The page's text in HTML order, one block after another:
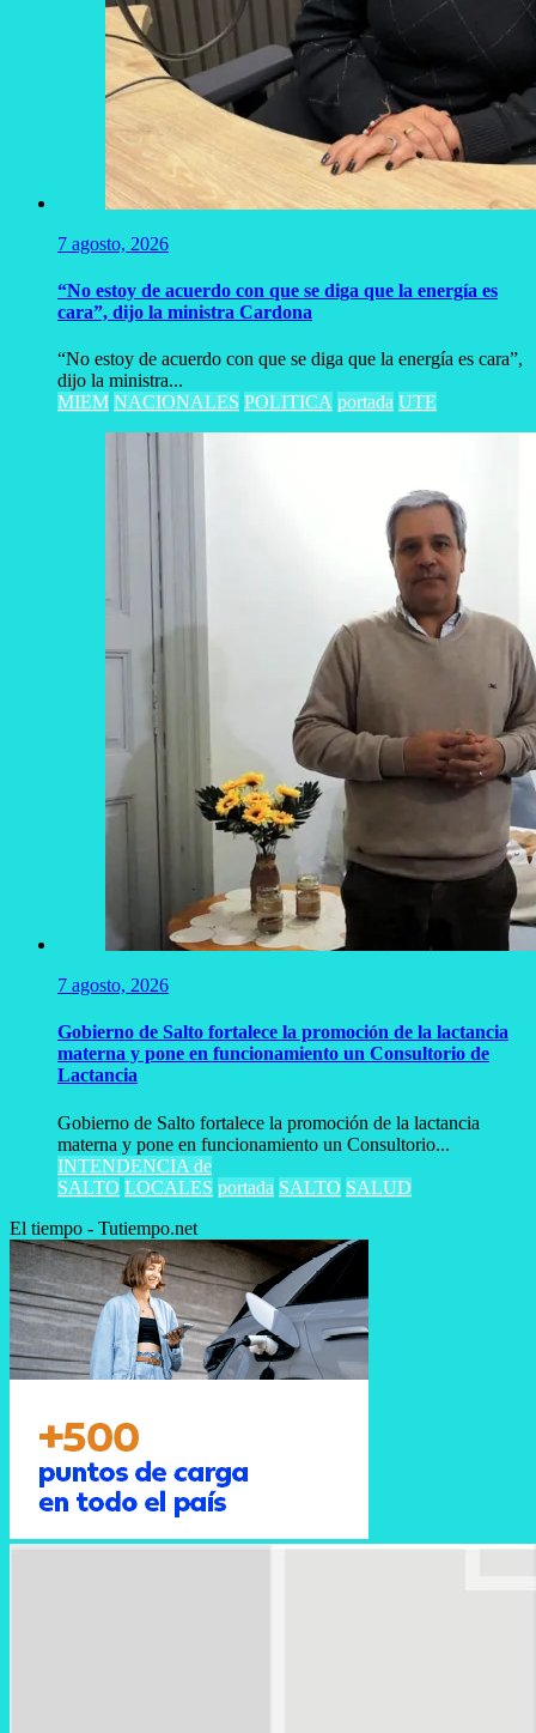
7 agosto, 2026
“No estoy de acuerdo con que se diga que la energía es
cara”, dijo la ministra Cardona
“No estoy de acuerdo con que se diga que la energía es cara”,
dijo la ministra...
MIEM NACIONALES POLITICA portada UTE
7 agosto, 2026
Gobierno de Salto fortalece la promoción de la lactancia
materna y pone en funcionamiento un Consultorio de
Lactancia
Gobierno de Salto fortalece la promoción de la lactancia
materna y pone en funcionamiento un Consultorio...
INTENDENCIA de
SALTO LOCALES portada SALTO SALUD
El tiempo - Tutiempo.net